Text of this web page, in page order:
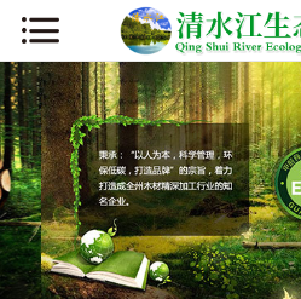
网站首页
公司简介
新闻资讯
产品展示